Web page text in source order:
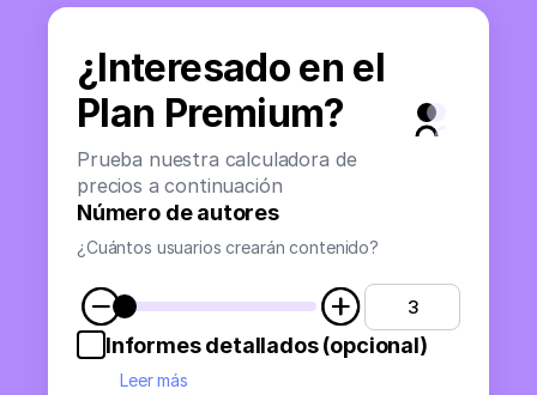
¿Interesado en el
Plan Premium?
Prueba nuestra calculadora de
precios a continuación
Número de autores
¿Cuántos usuarios crearán contenido?
Informes detallados (opcional)
Leer más